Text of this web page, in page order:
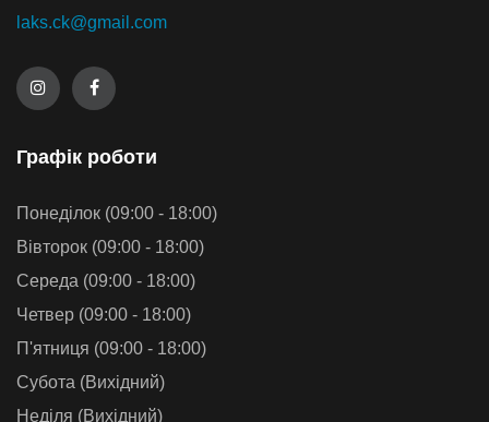
laks.ck@gmail.com
Графiк роботи
Понеділок (09:00 - 18:00)
Вівторок (09:00 - 18:00)
Середа (09:00 - 18:00)
Четвер (09:00 - 18:00)
П'ятниця (09:00 - 18:00)
Субота (Вихідний)
Неділя (Вихідний)